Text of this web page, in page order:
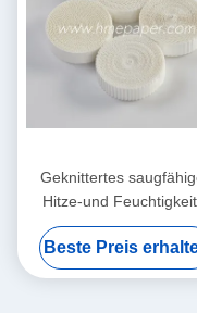
Geknittertes
Hitze-und
Austauscher-nass
Filterpapier-Element
Beste Preis